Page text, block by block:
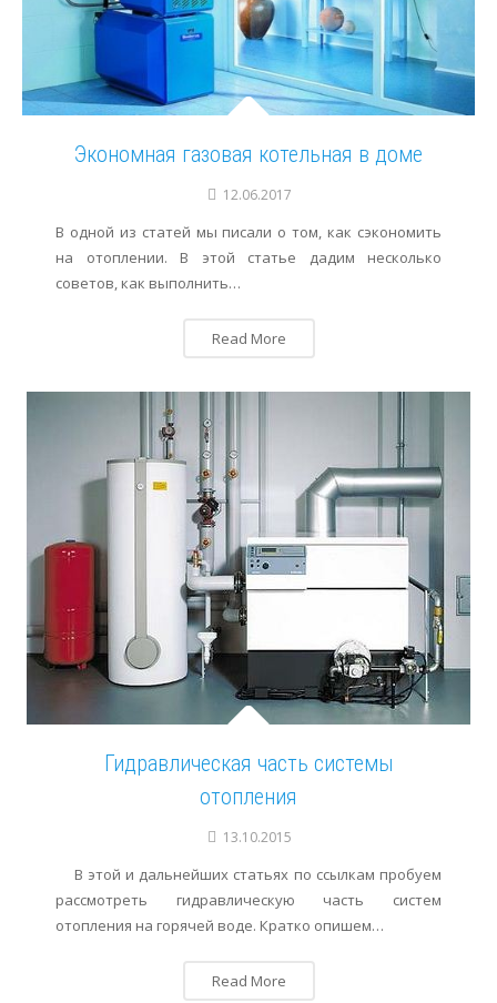
Осушение
Отопление
Экономная газовая котельная в доме
12.06.2017
В одной из статей мы писали о том, как сэкономить
на отоплении. В этой статье дадим несколько
советов, как выполнить…
Read More
Гидравлическая часть системы
отопления
13.10.2015
В этой и дальнейших статьях по ссылкам пробуем
рассмотреть гидравлическую часть систем
отопления на горячей воде. Кратко опишем…
Read More